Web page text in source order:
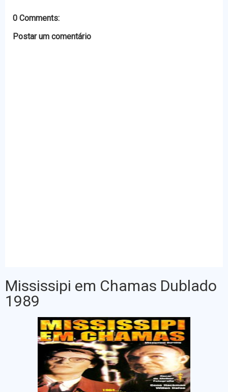
0 Comments:
Postar um comentário
Mississipi em Chamas Dublado
1989